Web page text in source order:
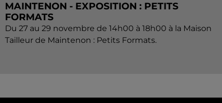
MAINTENON - EXPOSITION : PETITS
FORMATS
Du 27 au 29 novembre de 14h00 à 18h00 à la Maison
Tailleur de Maintenon : Petits Formats.